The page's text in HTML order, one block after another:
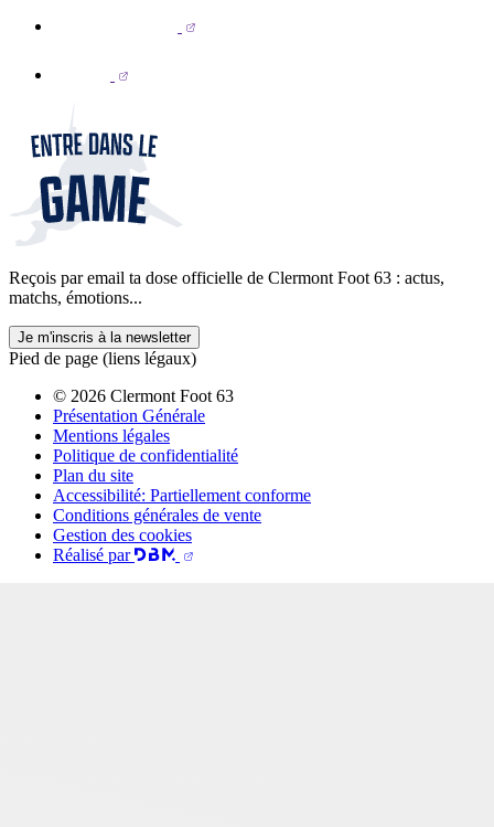
Reçois par email ta dose officielle de Clermont Foot 63 : actus,
matchs, émotions...
Je m'inscris à la newsletter
Pied de page (liens légaux)
© 2026 Clermont Foot 63
Présentation Générale
Mentions légales
Politique de confidentialité
Plan du site
Accessibilité: Partiellement conforme
Conditions générales de vente
Gestion des cookies
Réalisé par